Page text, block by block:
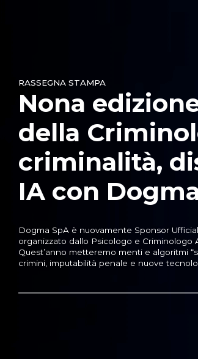
RASSEGNA STAMPA
Nona
della
criminalità,
IA con
Dogma SpA è nuovamente Sponsor
organizzato dallo Psicologo e Criminologo
Quest’anno metteremo menti e algoritmi
crimini, imputabilità penale e nuove